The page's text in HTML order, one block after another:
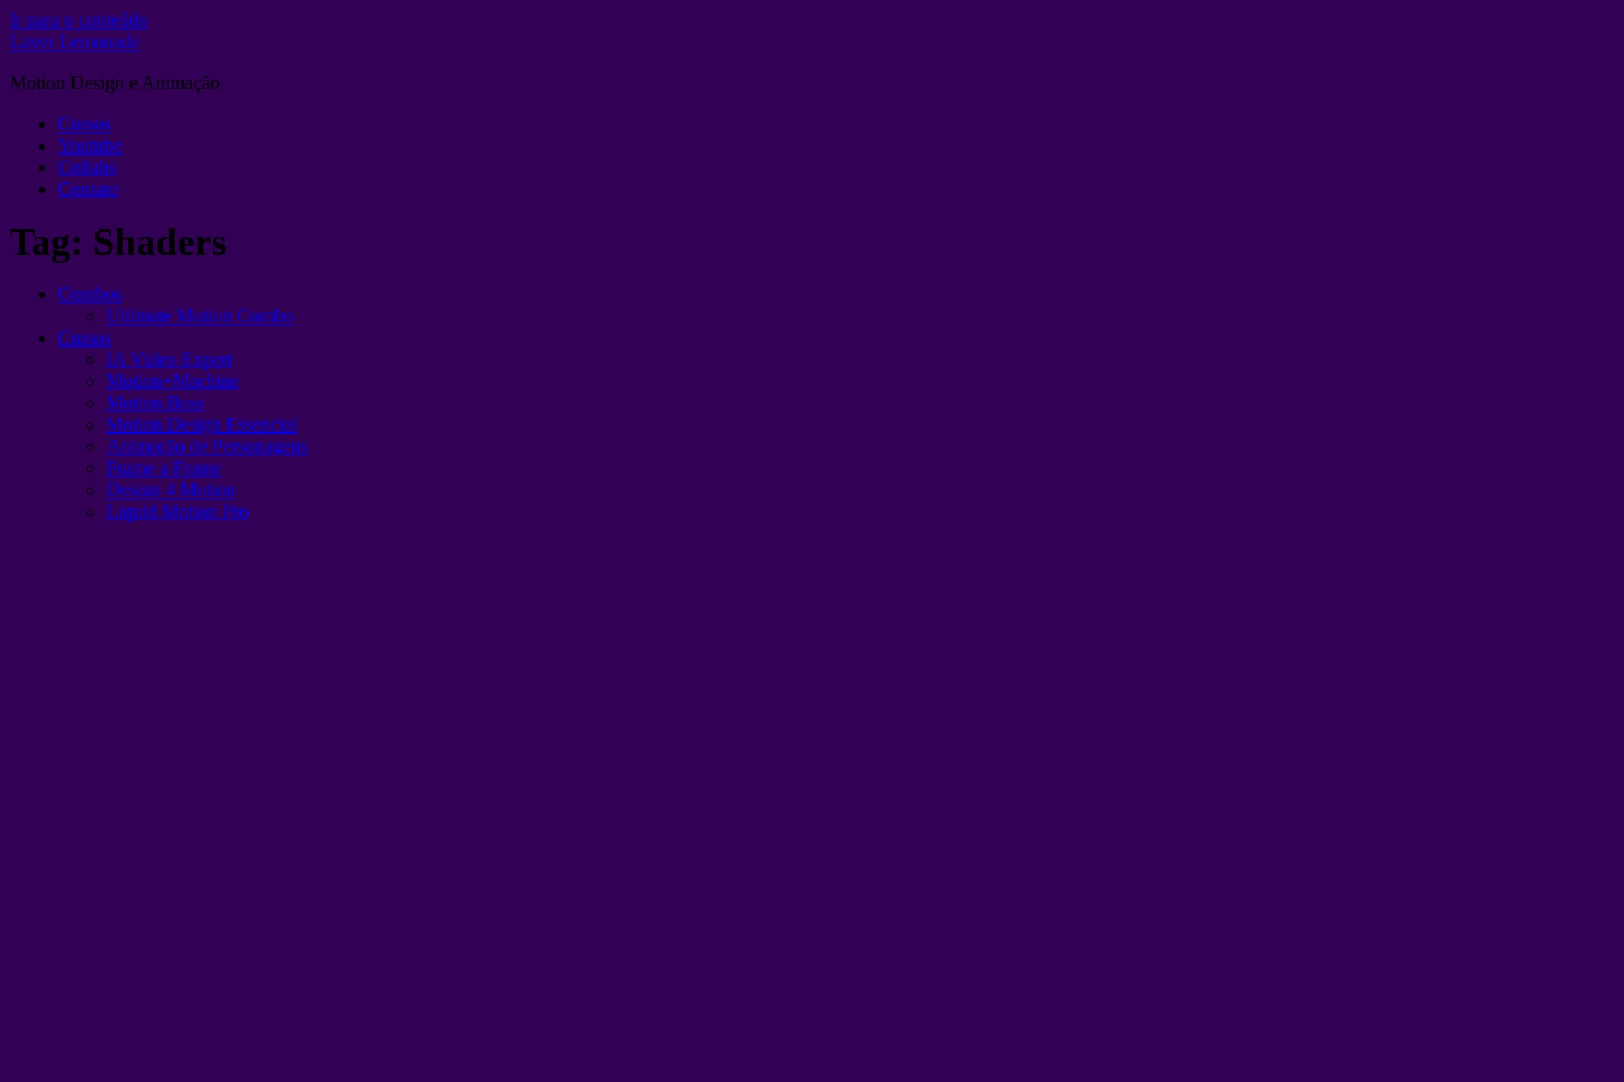
Ir para o conteúdo
Layer Lemonade
Motion Design e Animação
Cursos
Youtube
Collabs
Contato
Tag: Shaders
Combos
Ultimate Motion Combo
Cursos
IA Video Expert
Motion+Machine
Motion Boss
Motion Design Essencial
Animação de Personagens
Frame a Frame
Design 4 Motion
Liquid Motion Pro